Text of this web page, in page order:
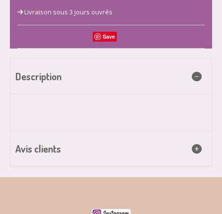
Livraison sous 3 jours ouvrés
Save
Description
Avis clients